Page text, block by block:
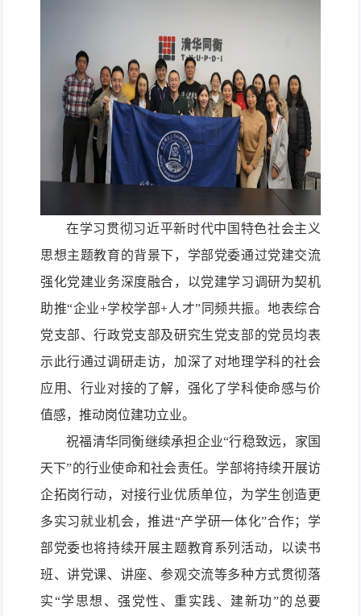
在学习贯彻习近平新时代中国特色社会主义
思想主题教育的背景下，学部党委通过党建交流
强化党建业务深度融合，以党建学习调研为契机
助推“企业+学校学部+人才” 同频共振。地表综合
党支部、行政党支部及研究生党支部的党员均表
示此行通过调研走访，加深了对地理学科的社会
应用、行业对接的了解，强化了学科使命感与价
值感，推动岗位建功立业。
祝福清华同衡继续承担企业“行稳致远，家国
天下”的行业使命和社会责任。 学部将持续开展访
企拓岗行动， 对接行业优质单位，为学生创造更
多实习就业机会，推进“产学研一体化”合作； 学
部党委也将持续开展主题教育系列活动，以读书
班、讲党课、讲座、参观交流等多种方式贯彻落
实“学思想、强党性、重实践、建新功”的总要